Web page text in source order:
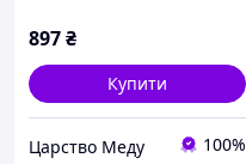
897₴
Купити
Царство Меду 100%